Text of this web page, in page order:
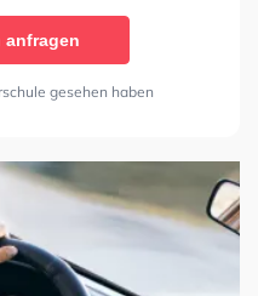
anfragen
gesehen haben